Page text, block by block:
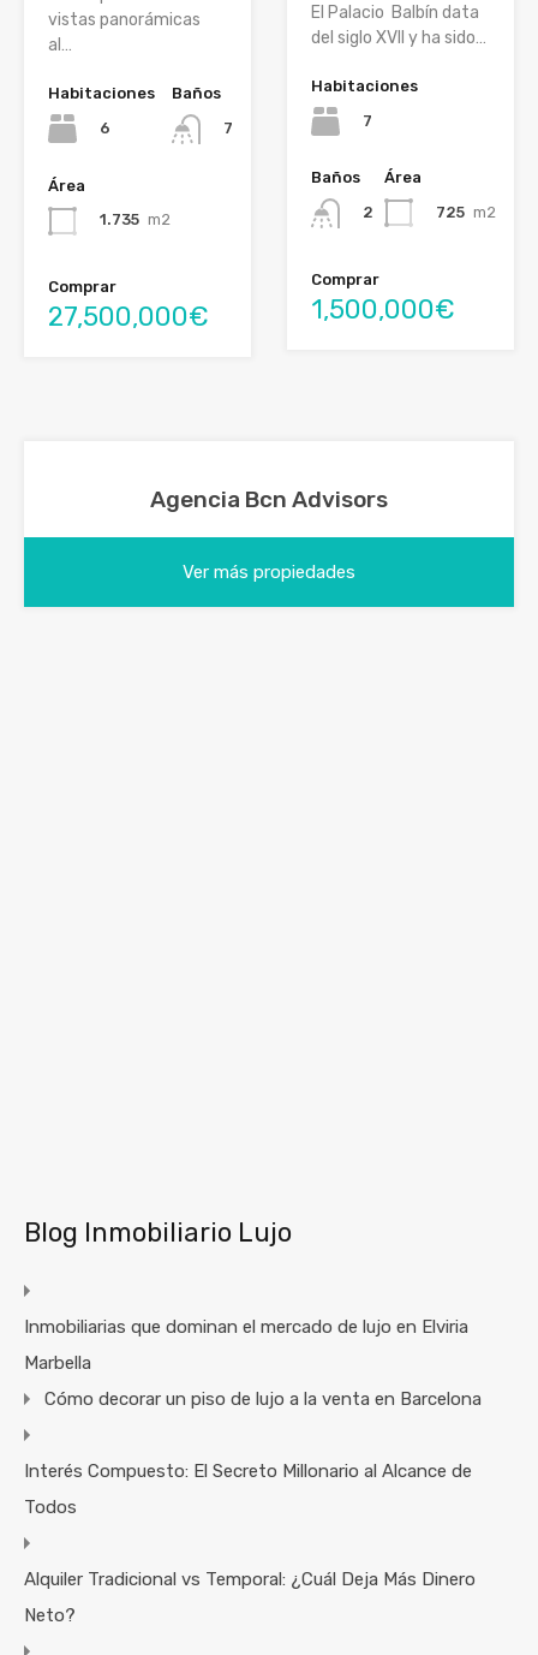
vistas panorámicas
al…
Habitaciones
6
Baños
7
Área
1.735 m2
Comprar
27,500,000€
El Palacio Balbín data
del siglo XVII y ha sido…
Habitaciones
7
Baños
2
Área
725 m2
Comprar
1,500,000€
Agencia Bcn Advisors
Ver más propiedades
Blog Inmobiliario Lujo
Inmobiliarias que dominan el mercado de lujo en Elviria
Marbella
Cómo decorar un piso de lujo a la venta en Barcelona
Interés Compuesto: El Secreto Millonario al Alcance de
Todos
Alquiler Tradicional vs Temporal: ¿Cuál Deja Más Dinero
Neto?